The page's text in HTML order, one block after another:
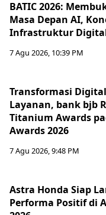
BATIC 2026:
Masa Depan AI,
Infrastruktur
7 Agu 2026, 10:39 PM
Transformasi
Layanan, bank bjb
Titanium Awards
Awards 2026
7 Agu 2026, 9:48 PM
Astra Honda Siap
Performa Positif di